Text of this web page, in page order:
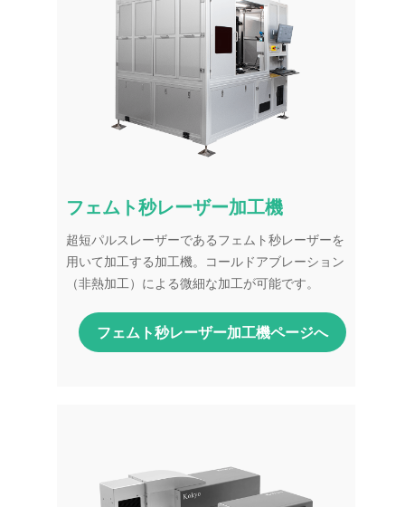
フェムト秒レーザー加工機
超短パルスレーザーであるフェムト秒レーザーを
用いて加工する加工機。コールドアブレーション
（非熱加工）による微細な加工が可能です。
フェムト秒レーザー加工機ページへ